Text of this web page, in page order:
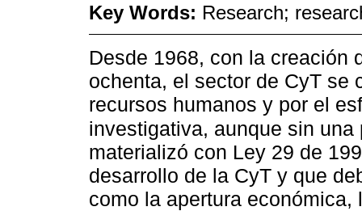
Key Words: Research;
Desde 1968, con la creación
ochenta, el sector de CyT se
recursos humanos y por el
investigativa, aunque sin
materializó con Ley 29 de
desarrollo de la CyT y que
como la apertura